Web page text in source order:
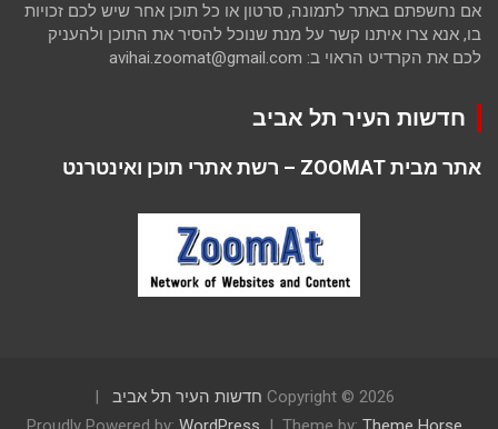
אם נחשפתם באתר לתמונה, סרטון או כל תוכן אחר שיש לכם זכויות
בו, אנא צרו איתנו קשר על מנת שנוכל להסיר את התוכן ולהעניק
לכם את הקרדיט הראוי ב: avihai.zoomat@gmail.com
חדשות העיר תל אביב
אתר מבית ZOOMAT – רשת אתרי תוכן ואינטרנט
Copyright © 2026 חדשות העיר תל אביב